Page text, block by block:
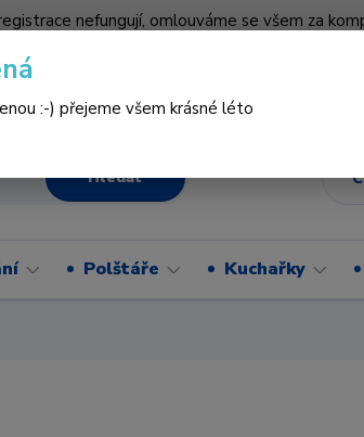
nefungují, omlouváme se všem za
Hledat
Polštáře Kuchařky
:-) přejeme všem krásné léto